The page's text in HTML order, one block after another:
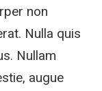
non
Nulla quis
Nullam
augue